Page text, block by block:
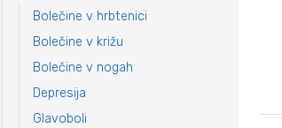
Bolečine v hrbtenici
Bolečine v križu
Bolečine v nogah
Depresija
Glavoboli